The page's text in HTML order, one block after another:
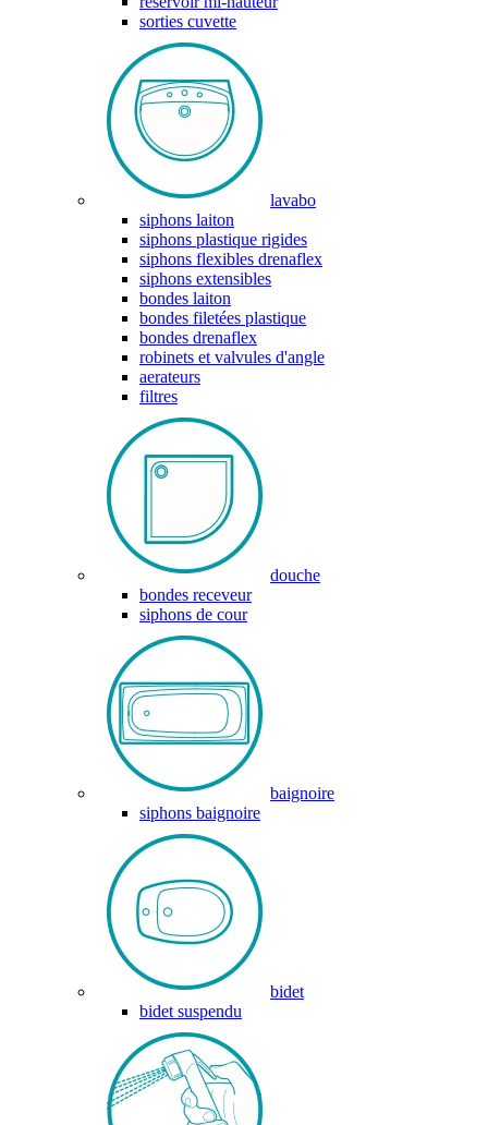
sorties cuvette
lavabo
siphons laiton
siphons plastique rigides
siphons flexibles drenaflex
siphons extensibles
bondes laiton
bondes filetées plastique
bondes drenaflex
robinets et valvules d'angle
aerateurs
filtres
douche
bondes receveur
siphons de cour
baignoire
siphons baignoire
bidet
bidet suspendu